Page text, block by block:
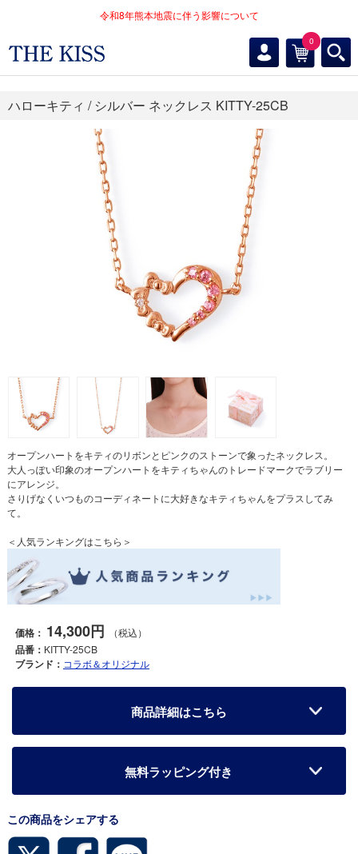
令和8年熊本地震に伴う影響について
0
ハローキティ / シルバー ネックレス KITTY-25CB
オープンハートをキティのリボンとピンクのストーンで象ったネックレス。
大人っぽい印象のオープンハートをキティちゃんのトレードマークでラブリー
にアレンジ。
さりげなくいつものコーディネートに大好きなキティちゃんをプラスしてみ
て。
＜人気ランキングはこちら＞
価格： 14,300円 （税込）
品番： KITTY-25CB
ブランド： コラボ＆オリジナル
商品詳細はこちら
無料ラッピング付き
この商品をシェアする